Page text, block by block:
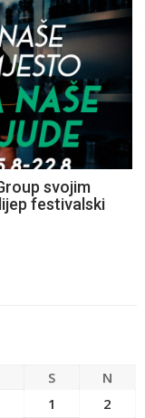
svojim
festivalski
S
N
1
2